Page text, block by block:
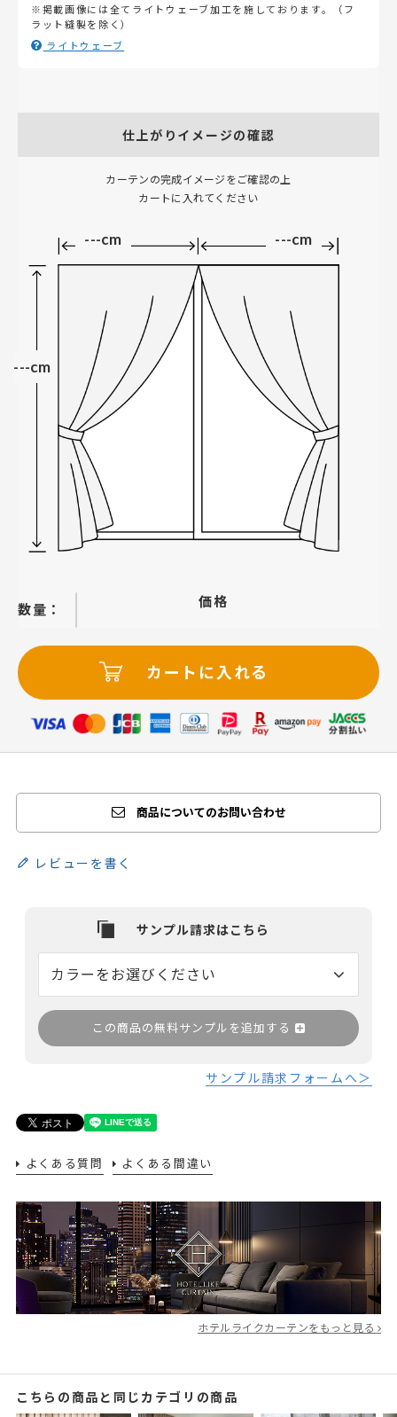
※掲載画像には全てライトウェーブ加工を施しております。（フ
ラット縫製を除く）
ライトウェーブ
仕上がりイメージの確認
カーテンの完成イメージをご確認の上
カートに入れてください
---cm ---cm
---cm
価格
カートに入れる
商品についてのお問い合わせ
レビューを書く
この商品の無料サンプルを追加する
サンプル請求フォームへ＞
よくある質問 よくある間違い
ホテルライクカーテンをもっと見る
こちらの商品と同じカテゴリの商品